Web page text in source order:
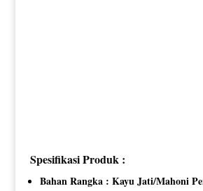
Spesifikasi Produk :
Bahan Rangka : Kayu Jati/Mahoni